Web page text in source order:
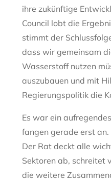
ihre zukünftige
Council lobt die
stimmt der
dass wir gemeinsam
Wasserstoff nutzen
auszubauen und mit
Regierungspolitik die
Es war ein
fangen gerade erst an.
Der Rat deckt alle
Sektoren ab, schreitet
die weitere